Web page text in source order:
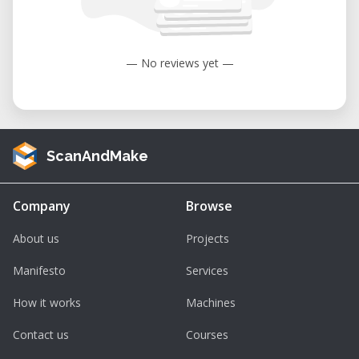
— No reviews yet —
ScanAndMake
Company
About us
Manifesto
How it works
Contact us
Browse
Projects
Services
Machines
Courses